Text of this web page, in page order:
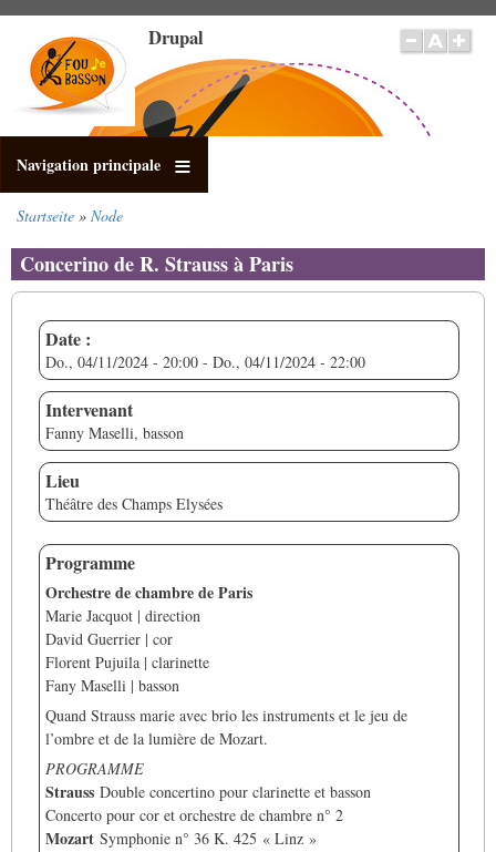
Inhalt
Drupal
Navigation principale
Startseite Node
Concerino de R. Strauss à Paris
Date :
Do., 04/11/2024 - 20:00 - Do., 04/11/2024 - 22:00
Intervenant
Fanny Maselli, basson
Lieu
Théâtre des Champs Elysées
Programme
Orchestre de chambre de Paris
Marie Jacquot | direction
David Guerrier | cor
Florent Pujuila | clarinette
Fany Maselli | basson
Quand Strauss marie avec brio les instruments et le jeu de
l’ombre et de la lumière de Mozart.
PROGRAMME
Strauss Double concertino pour clarinette et basson
Concerto pour cor et orchestre de chambre n° 2
Mozart Symphonie n° 36 K. 425 « Linz »